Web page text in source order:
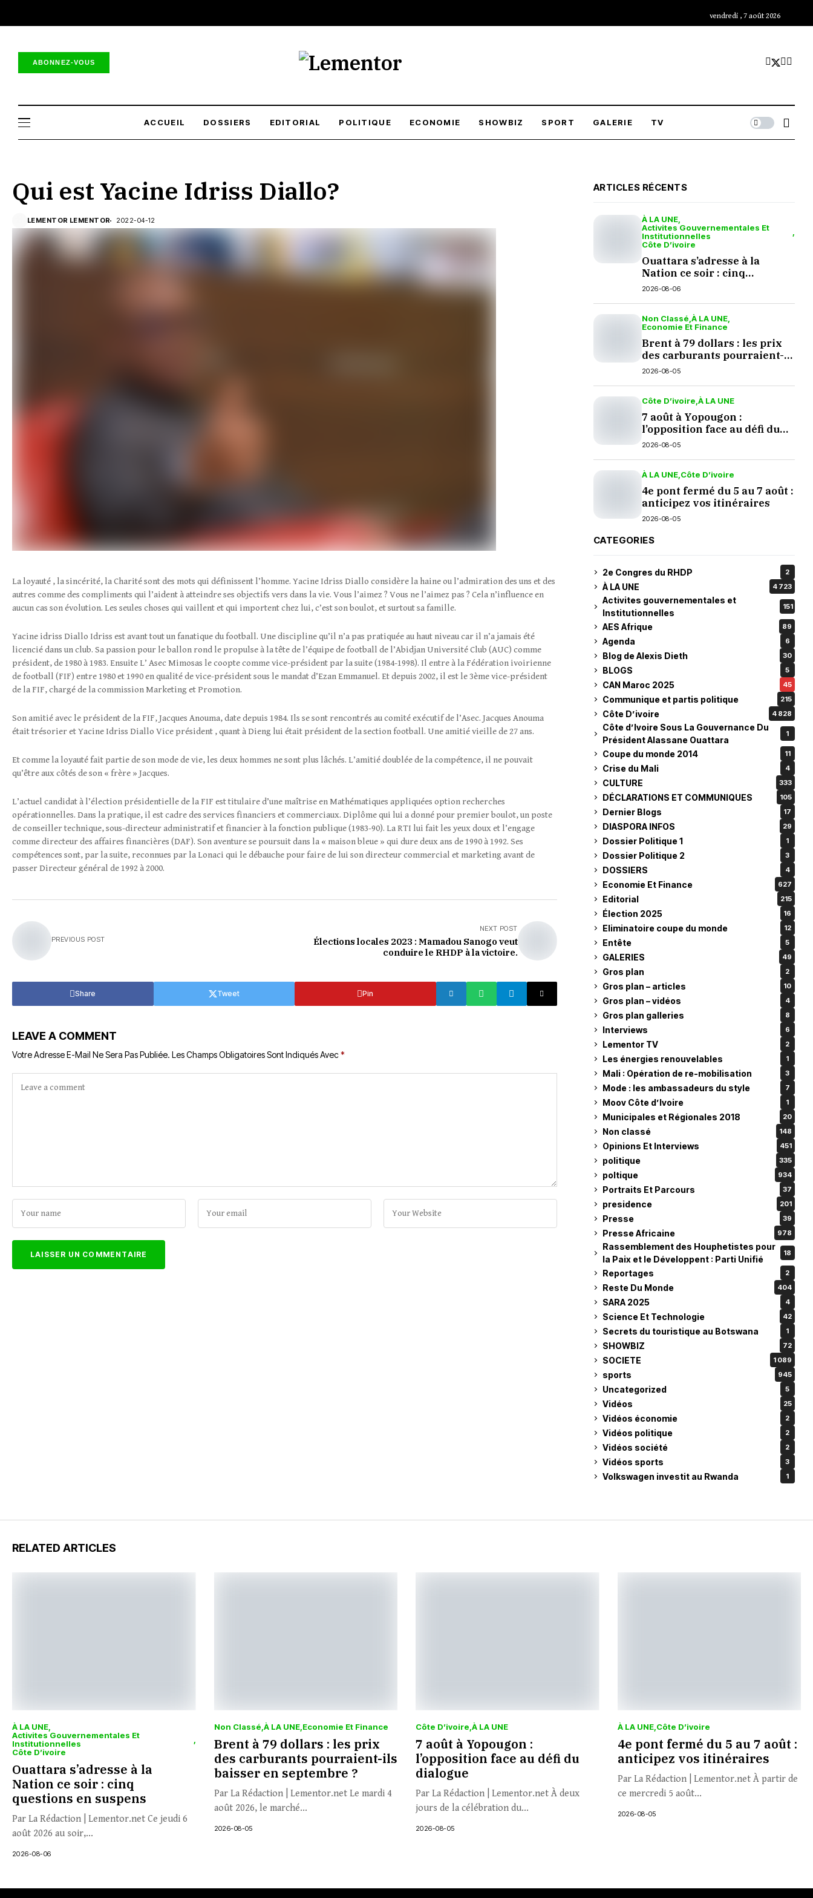
vendredi , 7 août 2026
ABONNEZ-VOUS
ACCUEIL DOSSIERS EDITORIAL POLITIQUE ECONOMIE SHOWBIZ SPORT GALERIE TV
Qui est Yacine Idriss Diallo?
LEMENTOR LEMENTOR 2022-04-12
La loyauté , la sincérité, la Charité sont des mots qui définissent l’homme. Yacine Idriss Diallo considère la haine ou l’admiration des uns et des
autres comme des compliments qui l’aident à atteindre ses objectifs vers dans la vie. Vous l’aimez ? Vous ne l’aimez pas ? Cela n’influence en
aucun cas son évolution. Les seules choses qui vaillent et qui importent chez lui, c’est son boulot, et surtout sa famille.
Yacine idriss Diallo Idriss est avant tout un fanatique du football. Une discipline qu’il n’a pas pratiquée au haut niveau car il n’a jamais été
licencié dans un club. Sa passion pour le ballon rond le propulse à la tête de l’équipe de football de l’Abidjan Université Club (AUC) comme
président, de 1980 à 1983. Ensuite L’ Asec Mimosas le coopte comme vice-président par la suite (1984-1998). Il entre à la Fédération ivoirienne
de football (FIF) entre 1980 et 1990 en qualité de vice-président sous le mandat d’Ezan Emmanuel. Et depuis 2002, il est le 3ème vice-président
de la FIF, chargé de la commission Marketing et Promotion.
Son amitié avec le président de la FIF, Jacques Anouma, date depuis 1984. Ils se sont rencontrés au comité exécutif de l’Asec. Jacques Anouma
était trésorier et Yacine Idriss Diallo Vice président , quant à Dieng lui était président de la section football. Une amitié vieille de 27 ans.
Et comme la loyauté fait partie de son mode de vie, les deux hommes ne sont plus lâchés. L’amitié doublée de la compétence, il ne pouvait
qu’être aux côtés de son « frère » Jacques.
L’actuel candidat à l’élection présidentielle de la FIF est titulaire d’une maîtrise en Mathématiques appliquées option recherches
opérationnelles. Dans la pratique, il est cadre des services financiers et commerciaux. Diplôme qui lui a donné pour premier boulot, un poste
de conseiller technique, sous-directeur administratif et financier à la fonction publique (1983-90). La RTI lui fait les yeux doux et l’engage
comme directeur des affaires financières (DAF). Son aventure se poursuit dans la « maison bleue » qui dure deux ans de 1990 à 1992. Ses
compétences sont, par la suite, reconnues par la Lonaci qui le débauche pour faire de lui son directeur commercial et marketing avant de
passer Directeur général de 1992 à 2000.
PREVIOUS POST
NEXT POST
Élections locales 2023 : Mamadou Sanogo veut
conduire le RHDP à la victoire.
Share Tweet Pin
LEAVE A COMMENT
Votre Adresse E-Mail Ne Sera Pas Publiée. Les Champs Obligatoires Sont Indiqués Avec*
ARTICLES RÉCENTS
À LA UNE
Activites Gouvernementales Et
Institutionnelles
Côte D’ivoire
Ouattara s’adresse à la
Nation ce soir : cinq
questions en suspens
2026-08-06
Non Classé À LA UNE
Economie Et Finance
Brent à 79 dollars : les prix
des carburants pourraient-
ils baisser en septembre ?
2026-08-05
Côte D’ivoire À LA UNE
7 août à Yopougon :
l’opposition face au défi du
dialogue
2026-08-05
À LA UNE Côte D’ivoire
4e pont fermé du 5 au 7 août :
anticipez vos itinéraires
2026-08-05
CATEGORIES
2e Congres du RHDP 2
À LA UNE 4 723
Activites gouvernementales et
Institutionnelles
151
AES Afrique 89
Agenda 6
Blog de Alexis Dieth 30
BLOGS 5
CAN Maroc 2025 45
Communique et partis politique 215
Côte D’ivoire 4 828
Côte d’Ivoire Sous La Gouvernance Du
Président Alassane Ouattara
1
Coupe du monde 2014 11
Crise du Mali 4
CULTURE 333
DÉCLARATIONS ET COMMUNIQUES 105
Dernier Blogs 17
DIASPORA INFOS 29
Dossier Politique 1 1
Dossier Politique 2 3
DOSSIERS 4
Economie Et Finance 627
Editorial 215
Élection 2025 16
Eliminatoire coupe du monde 12
Entête 5
GALERIES 49
Gros plan 2
Gros plan – articles 10
Gros plan – vidéos 4
Gros plan galleries 8
Interviews 6
Lementor TV 2
Les énergies renouvelables 1
Mali : Opération de re-mobilisation 3
Mode : les ambassadeurs du style 7
Moov Côte d’Ivoire 1
Municipales et Régionales 2018 20
Non classé 148
Opinions Et Interviews 451
politique 335
poltique 934
Portraits Et Parcours 37
presidence 201
Presse 39
Presse Africaine 978
Rassemblement des Houphetistes pour
la Paix et le Développent : Parti Unifié
18
Reportages 2
Reste Du Monde 404
SARA 2025 4
Science Et Technologie 42
Secrets du touristique au Botswana 1
SHOWBIZ 72
SOCIETE 1 089
sports 945
Uncategorized 5
Vidéos 25
Vidéos économie 2
Vidéos politique 2
Vidéos société 2
Vidéos sports 3
Volkswagen investit au Rwanda 1
RELATED ARTICLES
À LA UNE
Activites Gouvernementales Et
Institutionnelles
Côte D’ivoire
Ouattara s’adresse à la
Nation ce soir : cinq
questions en suspens
Par La Rédaction | Lementor.net Ce jeudi 6
août 2026 au soir,...
2026-08-06
Non Classé À LA UNE Economie Et Finance
Brent à 79 dollars : les prix
des carburants pourraient-ils
baisser en septembre ?
Par La Rédaction | Lementor.net Le mardi 4
août 2026, le marché...
2026-08-05
Côte D’ivoire À LA UNE
7 août à Yopougon :
l’opposition face au défi du
dialogue
Par La Rédaction | Lementor.net À deux
jours de la célébration du...
2026-08-05
À LA UNE Côte D’ivoire
4e pont fermé du 5 au 7 août :
anticipez vos itinéraires
Par La Rédaction | Lementor.net À partir de
ce mercredi 5 août...
2026-08-05